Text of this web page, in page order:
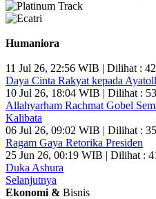
Humaniora
11 Jul 26, 22:56 WIB | Dilihat :
Daya Cinta Rakyat kepada
10 Jul 26, 18:04 WIB | Dilihat :
Allahyarham Rachmat Gobel
Kalibata
06 Jul 26, 09:02 WIB | Dilihat :
Ragam Gaya Retorika Presiden
25 Jun 26, 00:19 WIB | Dilihat :
Duka Ashura
Selanjutnya
Ekonomi & Bisnis